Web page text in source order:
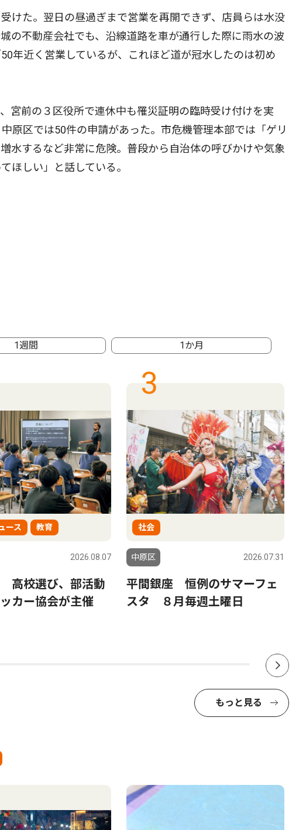
けた。翌日の昼過ぎまで営業を再開できず、店員らは水没
の不動産会社でも、沿線道路を車が通行した際に雨水の波
年近く営業しているが、これほど道が冠水したのは初め
宮前の３区役所で連休中も罹災証明の臨時受け付けを実
原区では50件の申請があった。市危機管理本部では「ゲリ
水するなど非常に危険。普段から自治体の呼びかけや気象
ほしい」と話している。
1週間 1か月
ース 教育
2026.08.07
高校選び、部活動
カー協会が主催
3
社会
中原区 2026.07.31
平間銀座 恒例のサマーフェ
スタ ８月毎週土曜日
もっと見る